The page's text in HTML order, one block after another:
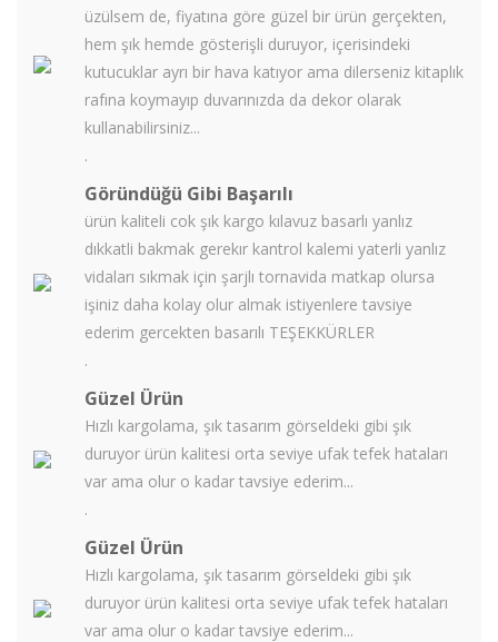
üzülsem de, fiyatına göre güzel bir ürün gerçekten,
hem şık hemde gösterişli duruyor, içerisindeki
kutucuklar ayrı bir hava katıyor ama dilerseniz kitaplık
rafına koymayıp duvarınızda da dekor olarak
kullanabilirsiniz...
.
Göründüğü Gibi Başarılı
ürün kaliteli cok şık kargo kılavuz basarlı yanlız
dıkkatli bakmak gerekır kantrol kalemi yaterli yanlız
vidaları sıkmak için şarjlı tornavida matkap olursa
işiniz daha kolay olur almak istiyenlere tavsiye
ederim gercekten basarılı TEŞEKKÜRLER
.
Güzel Ürün
Hızlı kargolama, şık tasarım görseldeki gibi şık
duruyor ürün kalitesi orta seviye ufak tefek hataları
var ama olur o kadar tavsiye ederim...
.
Güzel Ürün
Hızlı kargolama, şık tasarım görseldeki gibi şık
duruyor ürün kalitesi orta seviye ufak tefek hataları
var ama olur o kadar tavsiye ederim...